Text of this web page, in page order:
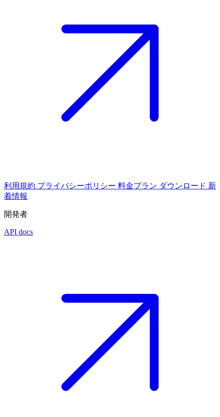
利用規約 プライバシーポリシー 料金プラン ダウンロード 新
着情報
開発者
API docs